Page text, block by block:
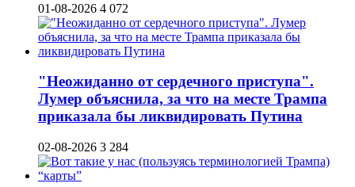
01-08-2026 4 072
"Неожиданно от сердечного приступа".
Лумер объяснила, за что на месте Трампа
приказала бы ликвидировать Путина
02-08-2026 3 284